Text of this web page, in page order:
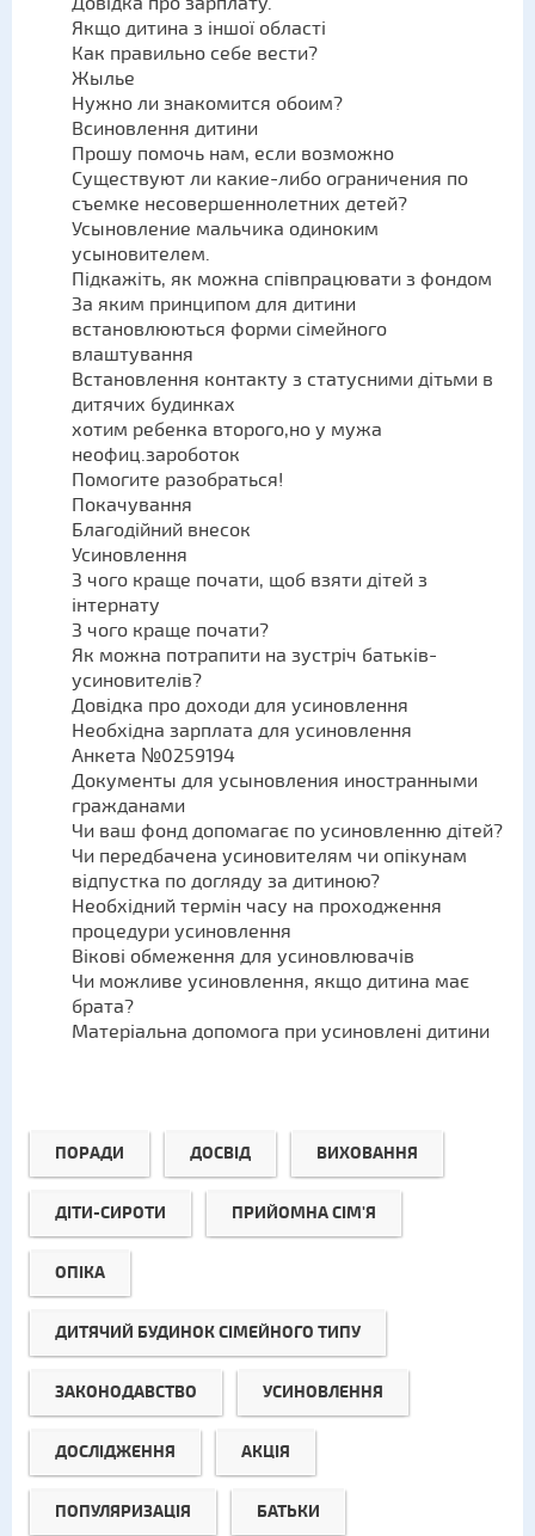
Якщо дитина з іншої області
Как правильно себе вести?
Жылье
Нужно ли знакомится обоим?
Всиновлення дитини
Прошу помочь нам, если возможно
Существуют ли какие-либо ограничения по
съемке несовершеннолетних детей?
Усыновление мальчика одиноким
усыновителем.
Підкажіть, як можна співпрацювати з фондом
За яким принципом для дитини
встановлюються форми сімейного
влаштування
Встановлення контакту з статусними дітьми в
дитячих будинках
хотим ребенка второго,но у мужа
неофиц.зароботок
Помогите разобраться!
Покачування
Благодійний внесок
Усиновлення
З чого краще почати, щоб взяти дітей з
інтернату
З чого краще почати?
Як можна потрапити на зустріч батьків-
усиновителів?
Довідка про доходи для усиновлення
Необхідна зарплата для усиновлення
Анкета №0259194
Документы для усыновления иностранными
гражданами
Чи ваш фонд допомагає по усиновленню дітей?
Чи передбачена усиновителям чи опікунам
відпустка по догляду за дитиною?
Необхідний термін часу на проходження
процедури усиновлення
Вікові обмеження для усиновлювачів
Чи можливе усиновлення, якщо дитина має
брата?
Матеріальна допомога при усиновлені дитини
ПОРАДИ ДОСВІД ВИХОВАННЯ
ДІТИ-СИРОТИ ПРИЙОМНА СІМ'Я
ОПІКА
ДИТЯЧИЙ БУДИНОК СІМЕЙНОГО ТИПУ
ЗАКОНОДАВСТВО УСИНОВЛЕННЯ
ДОСЛІДЖЕННЯ АКЦІЯ
ПОПУЛЯРИЗАЦІЯ БАТЬКИ